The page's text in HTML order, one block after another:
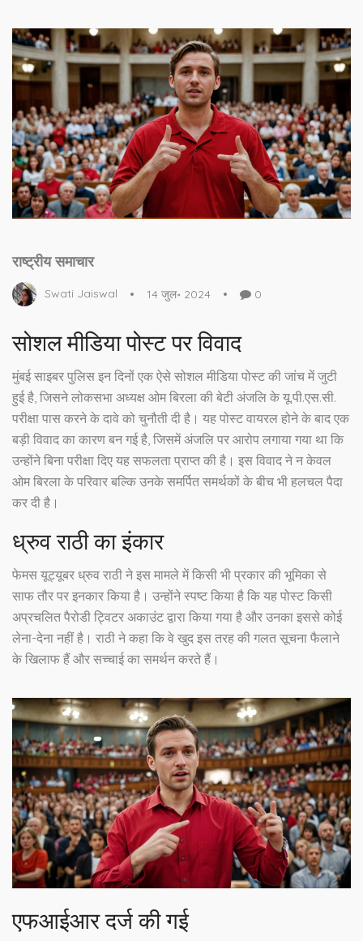
राष्ट्रीय समाचार
Swati Jaiswal 14 जुल॰ 2024 0
सोशल मीडिया पोस्ट पर विवाद
मुंबई साइबर पुलिस इन दिनों एक ऐसे सोशल मीडिया पोस्ट की जांच में जुटी
हुई है, जिसने लोकसभा अध्यक्ष ओम बिरला की बेटी अंजलि के यू.पी.एस.सी.
परीक्षा पास करने के दावे को चुनौती दी है। यह पोस्ट वायरल होने के बाद एक
बड़ी विवाद का कारण बन गई है, जिसमें अंजलि पर आरोप लगाया गया था कि
उन्होंने बिना परीक्षा दिए यह सफलता प्राप्त की है। इस विवाद ने न केवल
ओम बिरला के परिवार बल्कि उनके समर्पित समर्थकों के बीच भी हलचल पैदा
कर दी है।
ध्रुव राठी का इंकार
फेमस यूट्यूबर ध्रुव राठी ने इस मामले में किसी भी प्रकार की भूमिका से
साफ तौर पर इनकार किया है। उन्होंने स्पष्ट किया है कि यह पोस्ट किसी
अप्रचलित पैरोडी ट्विटर अकाउंट द्वारा किया गया है और उनका इससे कोई
लेना-देना नहीं है। राठी ने कहा कि वे खुद इस तरह की गलत सूचना फैलाने
के खिलाफ हैं और सच्चाई का समर्थन करते हैं।
एफआईआर दर्ज की गई